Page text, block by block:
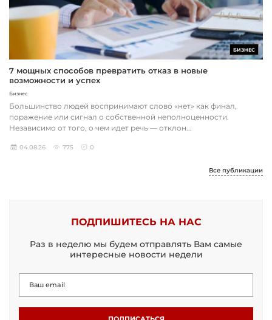
БИЗНЕС
7 мощных способов превратить отказ в новые
возможности и успех
Бизнес
Большинство людей воспринимают слово «нет» как финал,
поражение или сигнал о собственной неполноценности.
Независимо от того, о чем идет речь — отклон...
04.08.26 775 0
Все публикации
ПОДПИШИТЕСЬ НА НАС
Раз в неделю мы будем отправлять Вам самые
интересные новости недели